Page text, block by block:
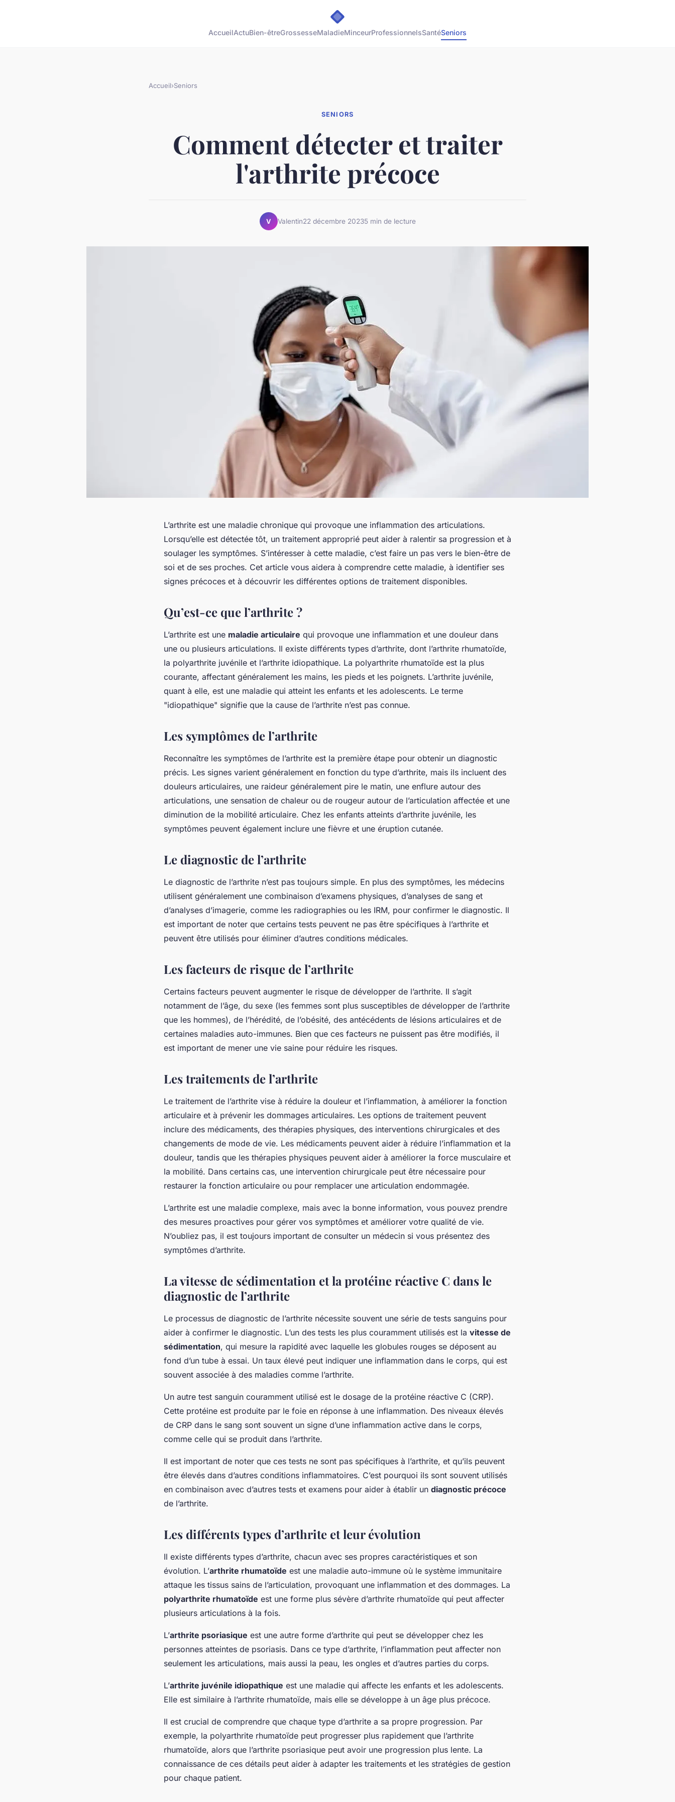
AccueilActuBien-êtreGrossesseMaladieMinceurProfessionnelsSantéSeniors
Accueil›Seniors
SENIORS
Comment détecter et traiter
l'arthrite précoce
V Valentin22 décembre 20235 min de lecture
L’arthrite est une maladie chronique qui provoque une inflammation des articulations.
Lorsqu’elle est détectée tôt, un traitement approprié peut aider à ralentir sa progression et à
soulager les symptômes. S’intéresser à cette maladie, c’est faire un pas vers le bien-être de
soi et de ses proches. Cet article vous aidera à comprendre cette maladie, à identifier ses
signes précoces et à découvrir les différentes options de traitement disponibles.
Qu’est-ce que l’arthrite ?
L’arthrite est une maladie articulaire qui provoque une inflammation et une douleur dans
une ou plusieurs articulations. Il existe différents types d’arthrite, dont l’arthrite rhumatoïde,
la polyarthrite juvénile et l’arthrite idiopathique. La polyarthrite rhumatoïde est la plus
courante, affectant généralement les mains, les pieds et les poignets. L’arthrite juvénile,
quant à elle, est une maladie qui atteint les enfants et les adolescents. Le terme
"idiopathique" signifie que la cause de l’arthrite n’est pas connue.
Les symptômes de l’arthrite
Reconnaître les symptômes de l’arthrite est la première étape pour obtenir un diagnostic
précis. Les signes varient généralement en fonction du type d’arthrite, mais ils incluent des
douleurs articulaires, une raideur généralement pire le matin, une enflure autour des
articulations, une sensation de chaleur ou de rougeur autour de l’articulation affectée et une
diminution de la mobilité articulaire. Chez les enfants atteints d’arthrite juvénile, les
symptômes peuvent également inclure une fièvre et une éruption cutanée.
Le diagnostic de l’arthrite
Le diagnostic de l’arthrite n’est pas toujours simple. En plus des symptômes, les médecins
utilisent généralement une combinaison d’examens physiques, d’analyses de sang et
d’analyses d’imagerie, comme les radiographies ou les IRM, pour confirmer le diagnostic. Il
est important de noter que certains tests peuvent ne pas être spécifiques à l’arthrite et
peuvent être utilisés pour éliminer d’autres conditions médicales.
Les facteurs de risque de l’arthrite
Certains facteurs peuvent augmenter le risque de développer de l’arthrite. Il s’agit
notamment de l’âge, du sexe (les femmes sont plus susceptibles de développer de l’arthrite
que les hommes), de l’hérédité, de l’obésité, des antécédents de lésions articulaires et de
certaines maladies auto-immunes. Bien que ces facteurs ne puissent pas être modifiés, il
est important de mener une vie saine pour réduire les risques.
Les traitements de l’arthrite
Le traitement de l’arthrite vise à réduire la douleur et l’inflammation, à améliorer la fonction
articulaire et à prévenir les dommages articulaires. Les options de traitement peuvent
inclure des médicaments, des thérapies physiques, des interventions chirurgicales et des
changements de mode de vie. Les médicaments peuvent aider à réduire l’inflammation et la
douleur, tandis que les thérapies physiques peuvent aider à améliorer la force musculaire et
la mobilité. Dans certains cas, une intervention chirurgicale peut être nécessaire pour
restaurer la fonction articulaire ou pour remplacer une articulation endommagée.
L’arthrite est une maladie complexe, mais avec la bonne information, vous pouvez prendre
des mesures proactives pour gérer vos symptômes et améliorer votre qualité de vie.
N’oubliez pas, il est toujours important de consulter un médecin si vous présentez des
symptômes d’arthrite.
La vitesse de sédimentation et la protéine réactive C dans le
diagnostic de l’arthrite
Le processus de diagnostic de l’arthrite nécessite souvent une série de tests sanguins pour
aider à confirmer le diagnostic. L’un des tests les plus couramment utilisés est la vitesse de
sédimentation, qui mesure la rapidité avec laquelle les globules rouges se déposent au
fond d’un tube à essai. Un taux élevé peut indiquer une inflammation dans le corps, qui est
souvent associée à des maladies comme l’arthrite.
Un autre test sanguin couramment utilisé est le dosage de la protéine réactive C (CRP).
Cette protéine est produite par le foie en réponse à une inflammation. Des niveaux élevés
de CRP dans le sang sont souvent un signe d’une inflammation active dans le corps,
comme celle qui se produit dans l’arthrite.
Il est important de noter que ces tests ne sont pas spécifiques à l’arthrite, et qu’ils peuvent
être élevés dans d’autres conditions inflammatoires. C’est pourquoi ils sont souvent utilisés
en combinaison avec d’autres tests et examens pour aider à établir un diagnostic précoce
de l’arthrite.
Les différents types d’arthrite et leur évolution
Il existe différents types d’arthrite, chacun avec ses propres caractéristiques et son
évolution. L’arthrite rhumatoïde est une maladie auto-immune où le système immunitaire
attaque les tissus sains de l’articulation, provoquant une inflammation et des dommages. La
polyarthrite rhumatoïde est une forme plus sévère d’arthrite rhumatoïde qui peut affecter
plusieurs articulations à la fois.
L’arthrite psoriasique est une autre forme d’arthrite qui peut se développer chez les
personnes atteintes de psoriasis. Dans ce type d’arthrite, l’inflammation peut affecter non
seulement les articulations, mais aussi la peau, les ongles et d’autres parties du corps.
L’arthrite juvénile idiopathique est une maladie qui affecte les enfants et les adolescents.
Elle est similaire à l’arthrite rhumatoïde, mais elle se développe à un âge plus précoce.
Il est crucial de comprendre que chaque type d’arthrite a sa propre progression. Par
exemple, la polyarthrite rhumatoïde peut progresser plus rapidement que l’arthrite
rhumatoïde, alors que l’arthrite psoriasique peut avoir une progression plus lente. La
connaissance de ces détails peut aider à adapter les traitements et les stratégies de gestion
pour chaque patient.